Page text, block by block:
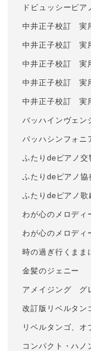
ドビュッシーピア
中井正子校訂 実
中井正子校訂 実
中井正子校訂 実
中井正子校訂 実
中井正子校訂 実
バッハインヴェ
バッハシンフォ
ふたりdeピアノ交
ふたりdeピアノ協
ふたりdeピアノ歌
わが心のメロディ
わが心のメロディ
時の過ぎ行くまま
金髪のジェニー
アメイジング グ
改訂版リベルタン
リベルタンゴ、オ
コンパクト・ハノ